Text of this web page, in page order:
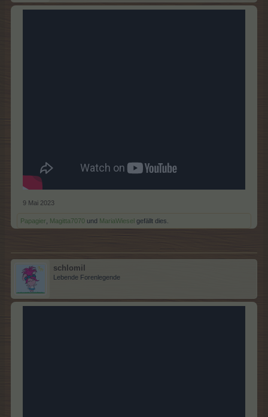
9 Mai 2023
Papagier Magitta7070 und MariaWiesel gefällt dies.
schlomil
Lebende Forenlegende